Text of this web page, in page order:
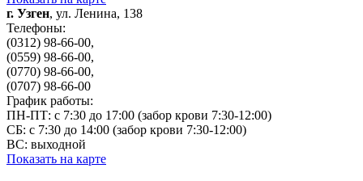
г. Узген, ул. Ленина, 138
Телефоны:
(0312) 98-66-00,
(0559) 98-66-00,
(0770) 98-66-00,
(0707) 98-66-00
График работы:
ПН-ПТ: с 7:30 до 17:00 (забор крови 7:30-12:00)
СБ: с 7:30 до 14:00 (забор крови 7:30-12:00)
ВС: выходной
Показать на карте